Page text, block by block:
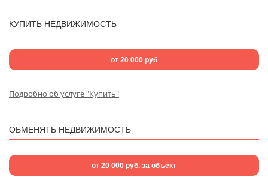
КУПИТЬ НЕДВИЖИМОСТЬ
от 20 000 руб
Подробно об услуге "Купить"
ОБМЕНЯТЬ НЕДВИЖИМОСТЬ
от 20 000 руб. за объект